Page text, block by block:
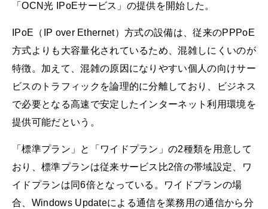
「OCN光 IPoEサービス」の提供を開始した。
IPoE（IP over Ethernet）方式の設備は、従来のPPPoE
方式よりも大容量化されているため、混雑しにくいのが
特徴。加えて、混雑の原因になりやすい個人の向けサー
ビスのトラフィックを論理的に分離しており、ビジネス
で必要となる高速で安定したインターネット利用環境を
提供可能だという。
「標準プラン」と「ワイドプラン」の2種類を用意して
おり、標準プランは従来サービス比2倍の帯域設定、ワ
イドプランは同6倍となっている。ワイドプランの場
合、Windows Updateによる通信を業務用の通信から分